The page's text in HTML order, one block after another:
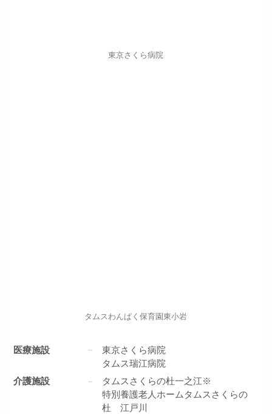
東京さくら病院
タムスわんぱく保育園東小岩
医療施設
東京さくら病院
タムス瑞江病院
介護施設
タムスさくらの杜一之江※
特別養護老人ホームタムスさくらの
杜 江戸川